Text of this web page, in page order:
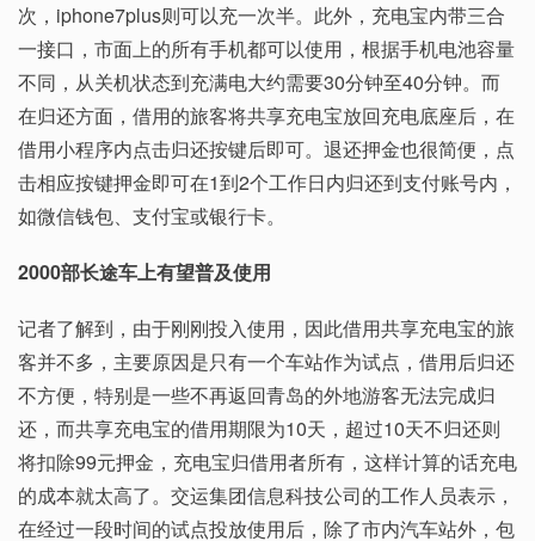
次，iphone7plus则可以充一次半。此外，充电宝内带三合
一接口，市面上的所有手机都可以使用，根据手机电池容量
不同，从关机状态到充满电大约需要30分钟至40分钟。而
在归还方面，借用的旅客将共享充电宝放回充电底座后，在
借用小程序内点击归还按键后即可。退还押金也很简便，点
击相应按键押金即可在1到2个工作日内归还到支付账号内，
如微信钱包、支付宝或银行卡。
2000部长途车上有望普及使用
记者了解到，由于刚刚投入使用，因此借用共享充电宝的旅
客并不多，主要原因是只有一个车站作为试点，借用后归还
不方便，特别是一些不再返回青岛的外地游客无法完成归
还，而共享充电宝的借用期限为10天，超过10天不归还则
将扣除99元押金，充电宝归借用者所有，这样计算的话充电
的成本就太高了。交运集团信息科技公司的工作人员表示，
在经过一段时间的试点投放使用后，除了市内汽车站外，包